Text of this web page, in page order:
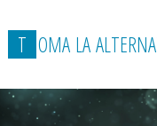
T OMA LAALTERNA